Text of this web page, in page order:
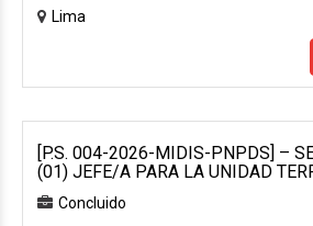
Lima
[P.S. 004-2026-MIDIS-PNPDS] –
(01) JEFE/A PARA LA UNIDAD
Concluido